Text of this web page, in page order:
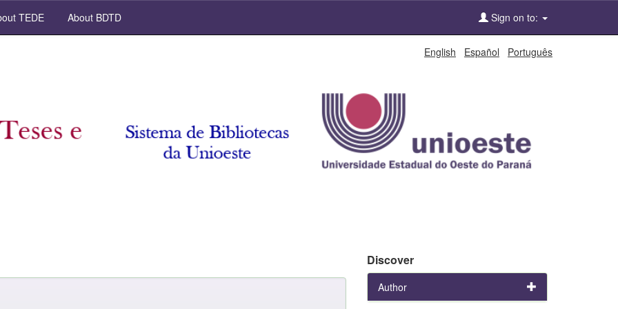
TEDE About BDTD Sign on to:
English Español Português
Discover
Author